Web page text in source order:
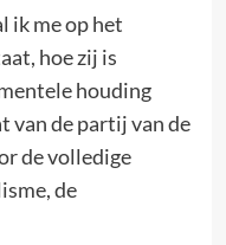
ik me op het
hoe zij is
houding
van de partij van de
de volledige
de